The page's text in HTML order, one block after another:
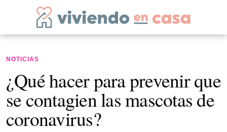
NOTICIAS
¿Qué hacer para prevenir que
se contagien las mascotas de
coronavirus?